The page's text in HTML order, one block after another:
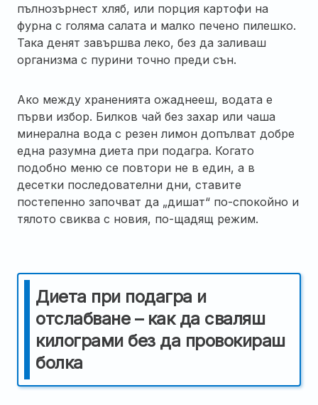
пълнозърнест хляб, или порция картофи на
фурна с голяма салата и малко печено пилешко.
Така денят завършва леко, без да заливаш
организма с пурини точно преди сън.
Ако между храненията ожаднееш, водата е
първи избор. Билков чай без захар или чаша
минерална вода с резен лимон допълват добре
една разумна диета при подагра. Когато
подобно меню се повтори не в един, а в
десетки последователни дни, ставите
постепенно започват да „дишат“ по-спокойно и
тялото свиква с новия, по-щадящ режим.
Диета при подагра и
отслабване – как да сваляш
килограми без да провокираш
болка